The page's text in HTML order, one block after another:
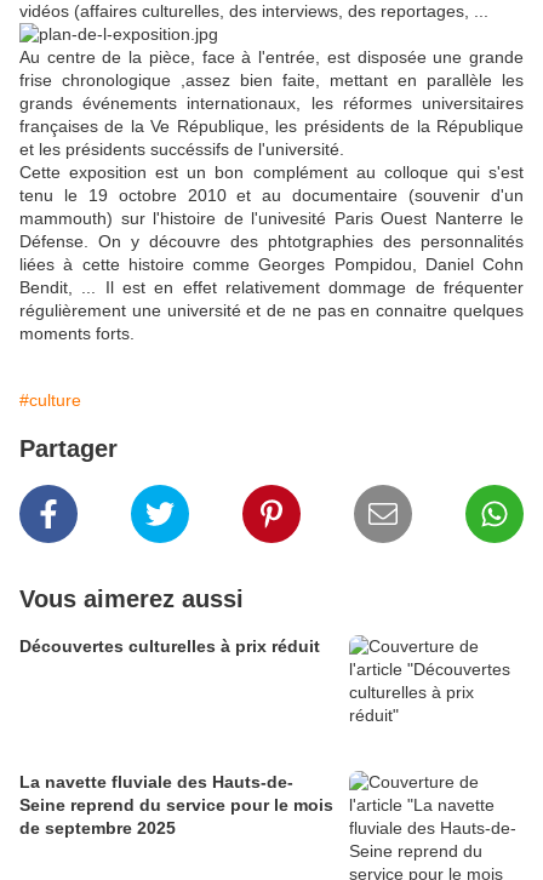
vidéos (affaires culturelles, des interviews, des reportages, ...
Au centre de la pièce, face à l'entrée, est disposée une grande
frise chronologique ,assez bien faite, mettant en parallèle les
grands événements internationaux, les réformes universitaires
françaises de la Ve République, les présidents de la République
et les présidents succéssifs de l'université.
Cette exposition est un bon complément au colloque qui s'est
tenu le 19 octobre 2010 et au documentaire (souvenir d'un
mammouth) sur l'histoire de l'univesité Paris Ouest Nanterre le
Défense. On y découvre des phtotgraphies des personnalités
liées à cette histoire comme Georges Pompidou, Daniel Cohn
Bendit, ... Il est en effet relativement dommage de fréquenter
régulièrement une université et de ne pas en connaitre quelques
moments forts.
#culture
Partager
Vous aimerez aussi
Découvertes culturelles à prix réduit
La navette fluviale des Hauts-de-
Seine reprend du service pour le mois
de septembre 2025